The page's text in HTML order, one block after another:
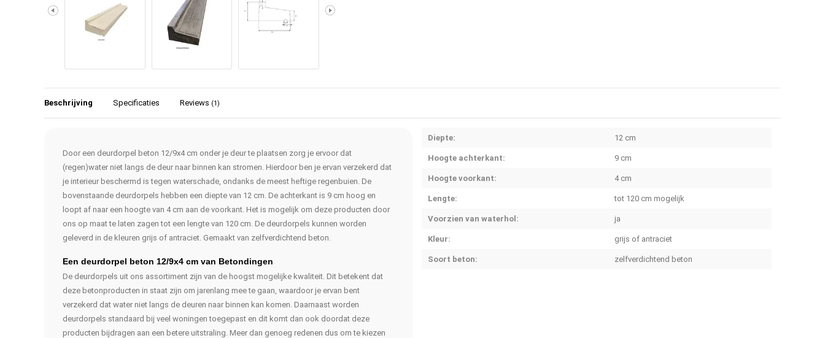
Beschrijving Specificaties Reviews (1)
Door een deurdorpel beton 12/9x4 cm onder je deur te plaatsen zorg je ervoor dat
(regen)water niet langs de deur naar binnen kan stromen. Hierdoor ben je ervan verzekerd dat
je interieur beschermd is tegen waterschade, ondanks de meest heftige regenbuien. De
bovenstaande deurdorpels hebben een diepte van 12 cm. De achterkant is 9 cm hoog en
loopt af naar een hoogte van 4 cm aan de voorkant. Het is mogelijk om deze producten door
ons op maat te laten zagen tot een lengte van 120 cm. De deurdorpels kunnen worden
geleverd in de kleuren grijs of antraciet. Gemaakt van zelfverdichtend beton.
Een deurdorpel beton 12/9x4 cm van Betondingen
De deurdorpels uit ons assortiment zijn van de hoogst mogelijke kwaliteit. Dit betekent dat
deze betonproducten in staat zijn om jarenlang mee te gaan, waardoor je ervan bent
verzekerd dat water niet langs de deuren naar binnen kan komen. Daarnaast worden
deurdorpels standaard bij veel woningen toegepast en dit komt dan ook doordat deze
producten bijdragen aan een betere uitstraling. Meer dan genoeg redenen dus om te kiezen
Diepte: 12 cm
Hoogte achterkant: 9 cm
Hoogte voorkant: 4 cm
Lengte: tot 120 cm mogelijk
Voorzien van waterhol: ja
Kleur: grijs of antraciet
Soort beton: zelfverdichtend beton